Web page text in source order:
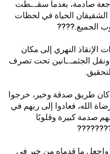
صادمة، بعدما سقـ.ـطت
الشقيقان الحياة في لحظات
الجميع.????
الإنقاذ النهري إلى مكان
ونقل الجثمـ.ـانين تحت تصرف
كان طريق صدقة وخير، خرجوا
الله، فعادوا إلى ربهم في
صدمة كبيرة وقلوبًا
واجعل ما قدماه من خير في